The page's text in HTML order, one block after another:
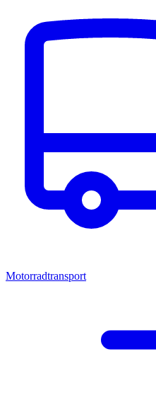
Motorradtransport